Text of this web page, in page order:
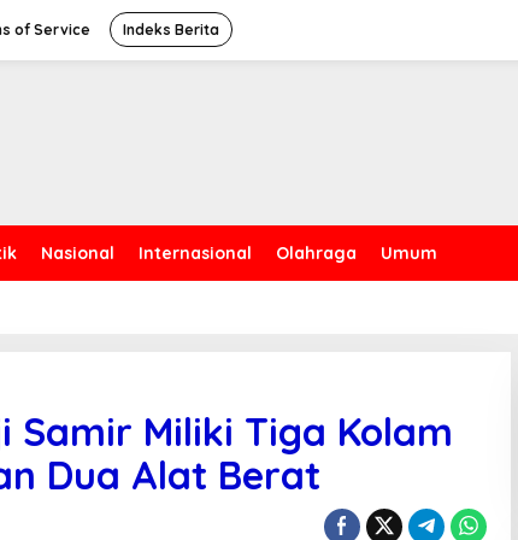
of Service Indeks Berita
Nasional Internasional Olahraga Umum
Miliki Tiga Kolam
Dua Alat Berat